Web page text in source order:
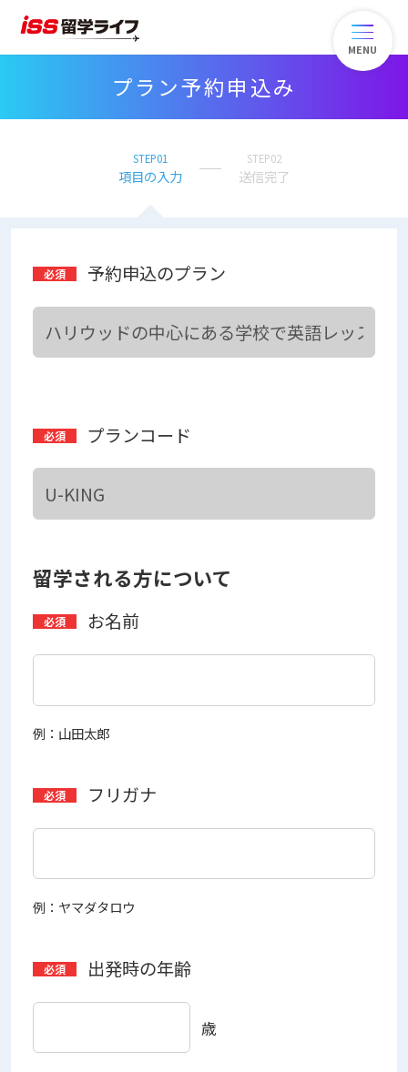
MENU
プラン予約申込み
STEP01
項目の入力
STEP02
送信完了
予約申込のプラン
プランコード
留学される方について
お名前
例：山田太郎
フリガナ
例：ヤマダタロウ
出発時の年齢
歳